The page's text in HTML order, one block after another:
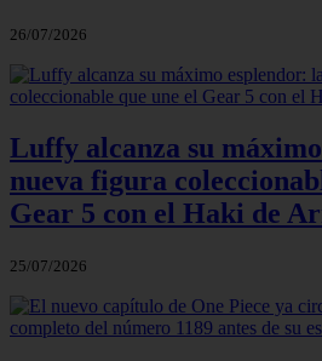
26/07/2026
Luffy alcanza su
nueva figura
Gear 5 con el Haki de
25/07/2026